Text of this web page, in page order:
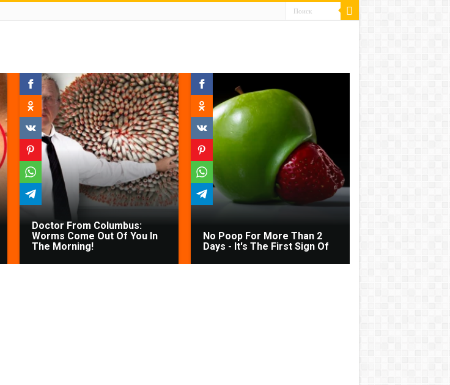
Doctor From Columbus:
Worms Come Out Of You In
The Morning!
No Poop For More Than 2
Days - It's The First Sign Of